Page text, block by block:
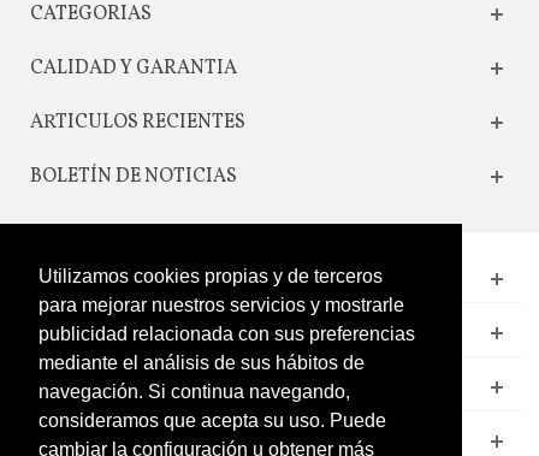
Utilizamos cookies propias y de terceros
para mejorar nuestros servicios y mostrarle
publicidad relacionada con sus preferencias
mediante el análisis de sus hábitos de
navegación. Si continua navegando,
consideramos que acepta su uso. Puede
cambiar la configuración u obtener más
CATEGORIAS
CALIDAD Y GARANTIA
ARTICULOS RECIENTES
BOLETÍN DE NOTICIAS
CONTACTO
LEGAL
CATÁLOGO
MI CUENTA